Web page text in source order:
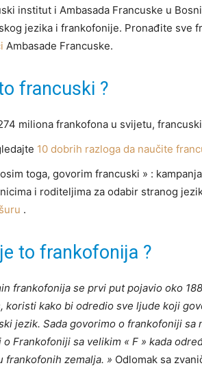
institut i Ambasada Francuske u
jezika i frankofonije. Pronađite sve
Ambasade Francuske.
francuski ?
miliona frankofona u svijetu,
10 dobrih razloga da naučite
toga, govorim francuski » :
i roditeljima za odabir stranog
.
to frankofonija ?
frankofonija se prvi put pojavio oko
koristi kako bi odredio sve ljude koji
jezik. Sada govorimo o frankofoniji
o Frankofoniji sa velikim « F » kada
frankofonih zemalja. » Odlomak sa